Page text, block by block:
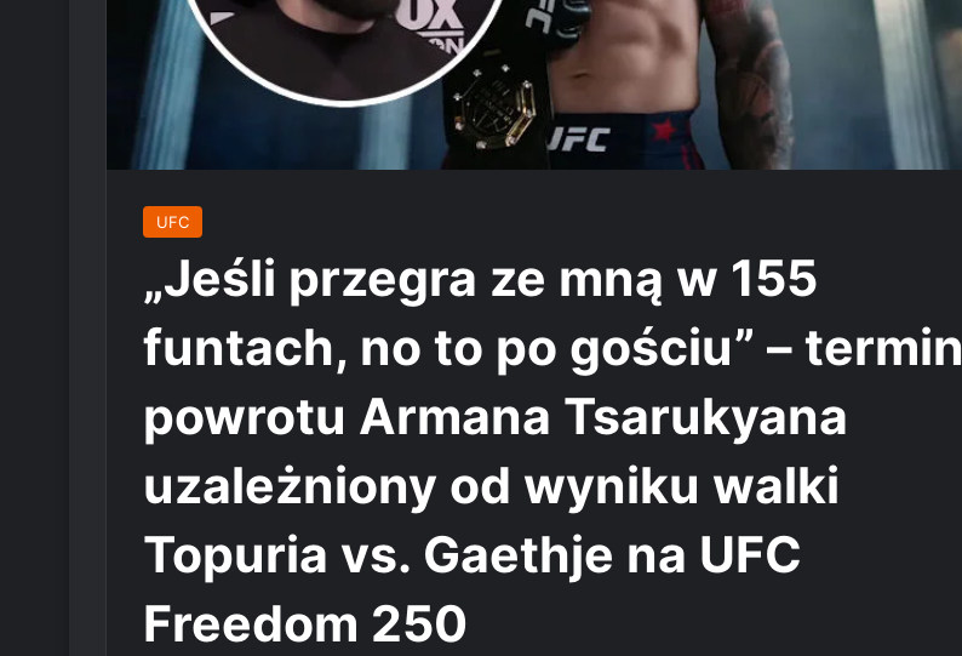
UFC
„Jeśli przegra ze mną w 155
funtach, no to po gościu” – termin
powrotu Armana Tsarukyana
uzależniony od wyniku walki
Topuria vs. Gaethje na UFC
Freedom 250